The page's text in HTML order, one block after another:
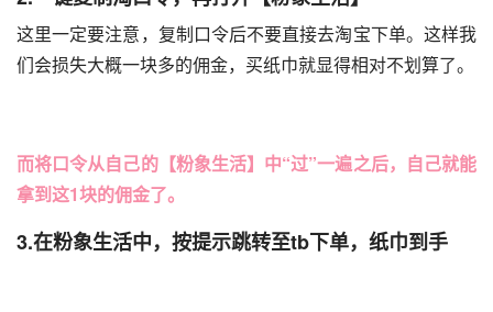
这里一定要注意，复制口令后不要直接去淘宝下单。这样我
们会损失大概一块多的佣金，买纸巾就显得相对不划算了。
而将口令从自己的【粉象生活】中“过”一遍之后，自己就能
拿到这1块的佣金了。
3.在粉象生活中，按提示跳转至tb下单，纸巾到手